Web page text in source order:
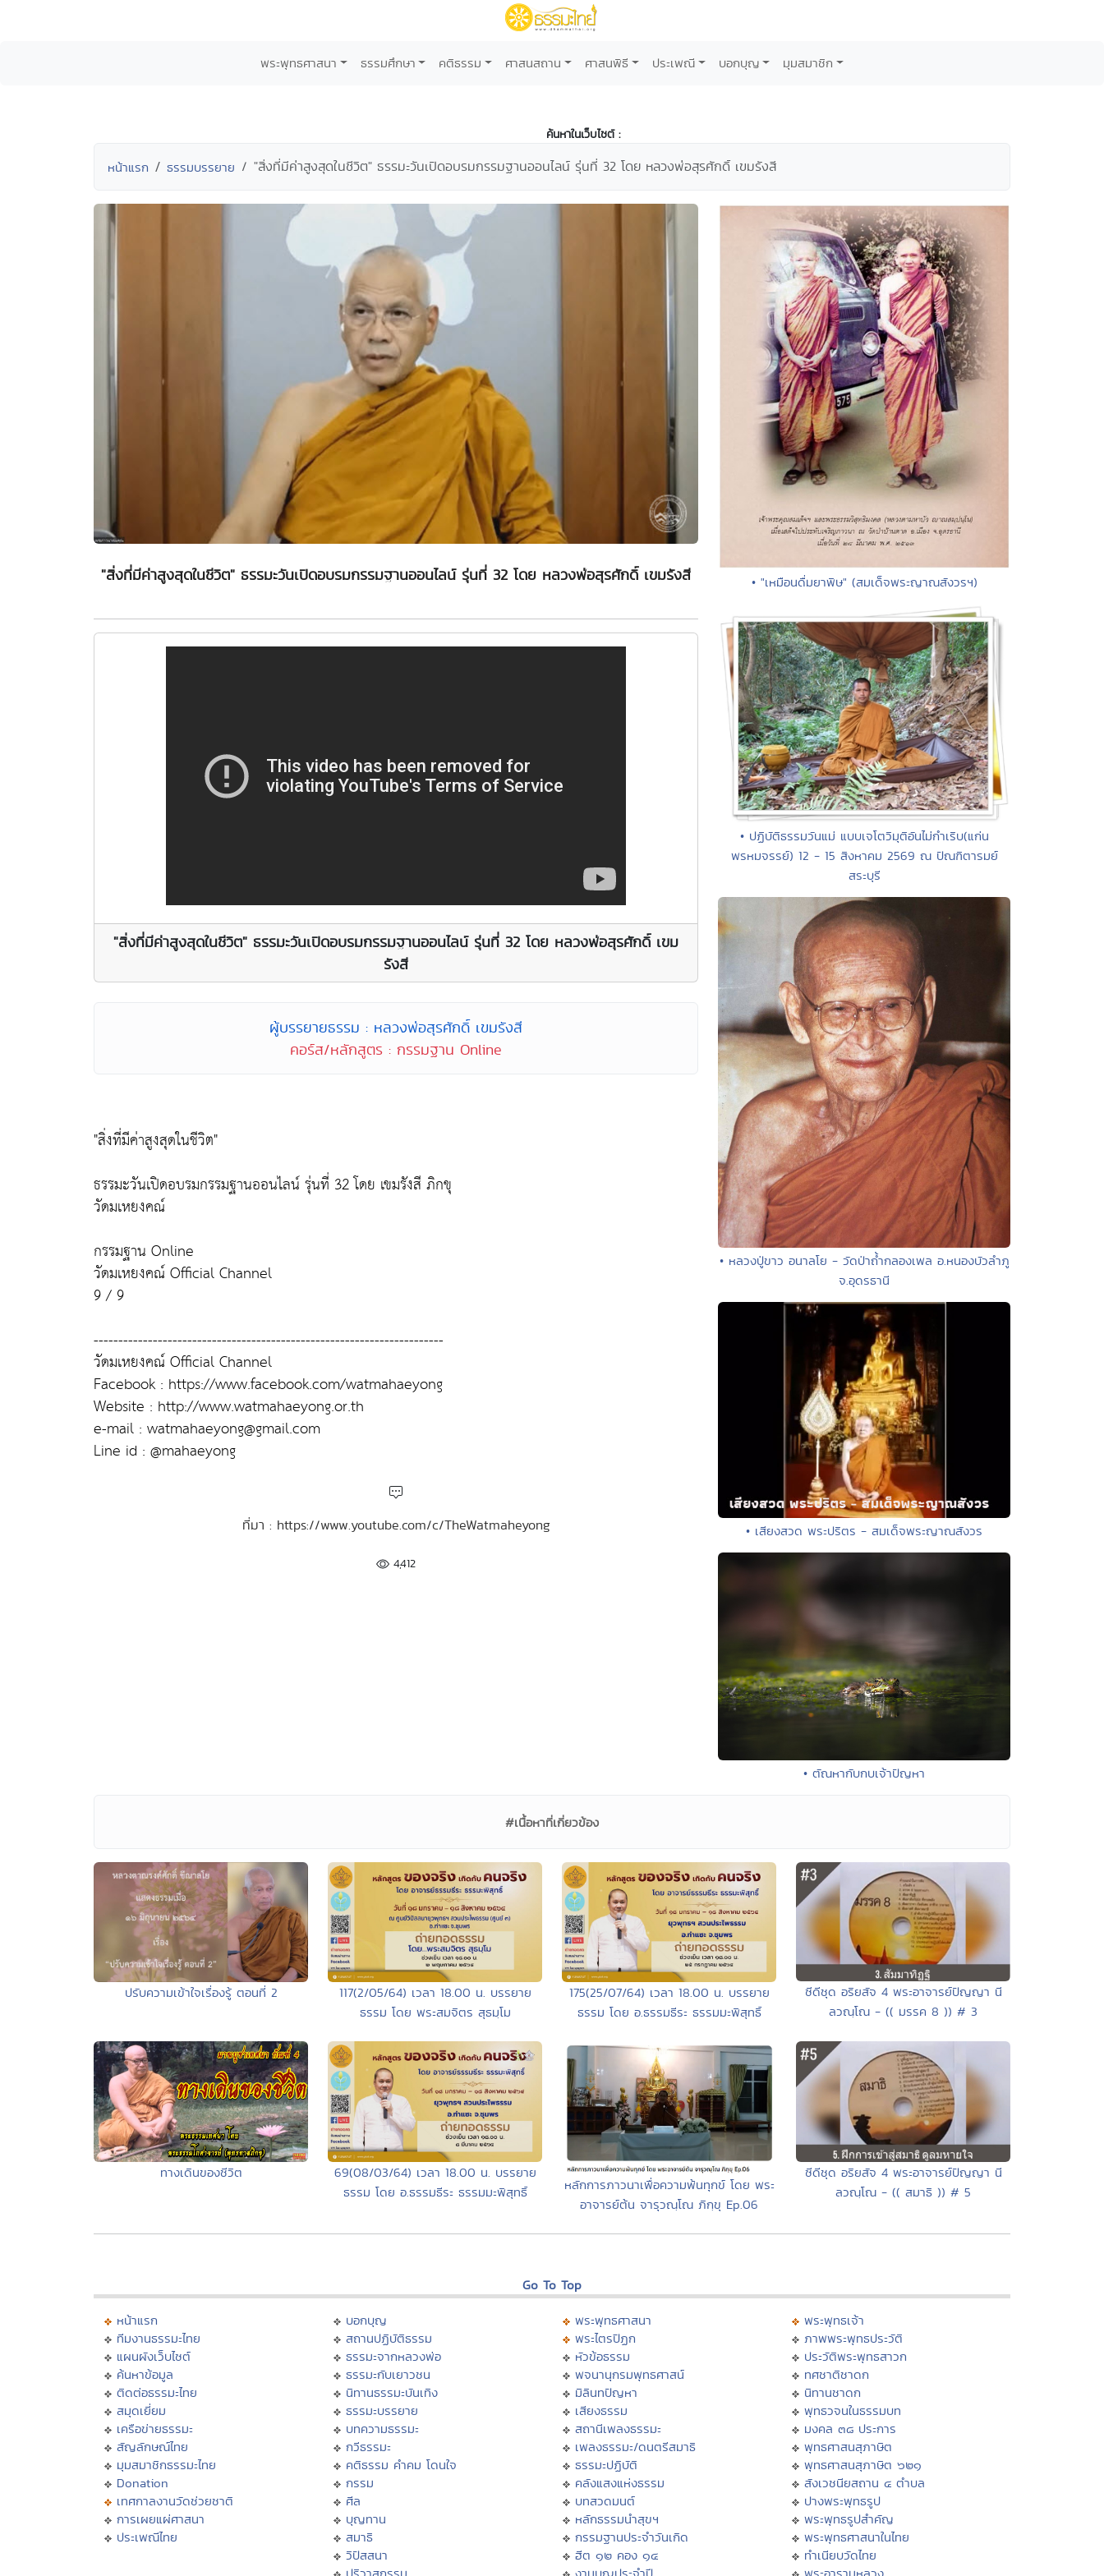
พระพุทธศาสนา ธรรมศึกษา คติธรรม ศาสนสถาน ศาสนพิธี ประเพณี บอกบุญ มุมสมาชิก
ค้นหาในเว็บไซต์ :
หน้าแรก ธรรมบรรยาย "สิ่งที่มีค่าสูงสุดในชีวิต" ธรรมะวันเปิดอบรมกรรมฐานออนไลน์ รุ่นที่ 32 โดย หลวงพ่อสุรศักดิ์ เขมรังสี
"สิ่งที่มีค่าสูงสุดในชีวิต" ธรรมะวันเปิดอบรมกรรมฐานออนไลน์ รุ่นที่ 32 โดย หลวงพ่อสุรศักดิ์ เขมรังสี
"สิ่งที่มีค่าสูงสุดในชีวิต" ธรรมะวันเปิดอบรมกรรมฐานออนไลน์ รุ่นที่ 32 โดย หลวงพ่อสุรศักดิ์ เขม
รังสี
ผู้บรรยายธรรม : หลวงพ่อสุรศักดิ์ เขมรังสี
คอร์ส/หลักสูตร : กรรมฐาน Online
"สิ่งที่มีค่าสูงสุดในชีวิต"
ธรรมะวันเปิดอบรมกรรมฐานออนไลน์ รุ่นที่ 32 โดย เขมรังสี ภิกขุ
วัดมเหยงคณ์
กรรมฐาน Online
วัดมเหยงคณ์ Official Channel
9 / 9
-----------------------------------------------------------------------
วัดมเหยงคณ์ Official Channel
Facebook : https://www.facebook.com/watmahaeyong
Website : http://www.watmahaeyong.or.th
e-mail : watmahaeyong@gmail.com
Line id : @mahaeyong
ที่มา : https://www.youtube.com/c/TheWatmaheyong
4,412
• "เหมือนดื่มยาพิษ" (สมเด็จพระญาณสังวรฯ)
• ปฏิบัติธรรมวันแม่ แบบเจโตวิมุติอันไม่กำเริบ(แก่น
พรหมจรรย์) 12 - 15 สิงหาคม 2569 ณ ปัณฑิตารมย์
สระบุรี
• หลวงปู่ขาว อนาลโย - วัดป่าถ้ำกลองเพล อ.หนองบัวลำภู
จ.อุดรธานี
• เสียงสวด พระปริตร - สมเด็จพระญาณสังวร
• ตัณหากับกบเจ้าปัญหา
#เนื้อหาที่เกี่ยวข้อง
ปรับความเข้าใจเรื่องรู้ ตอนที่ 2
117(2/05/64) เวลา 18.00 น. บรรยาย
ธรรม โดย พระสมจิตร สุธมฺโม
175(25/07/64) เวลา 18.00 น. บรรยาย
ธรรม โดย อ.ธรรมธีระ ธรรมมะพิสุทธิ์
ซีดีชุด อริยสัจ 4 พระอาจารย์ปัญญา นี
ลวณฺโณ - (( มรรค 8 )) # 3
ทางเดินของชีวิต
69(08/03/64) เวลา 18.00 น. บรรยาย
ธรรม โดย อ.ธรรมธีระ ธรรมมะพิสุทธิ์
หลักการภาวนาเพื่อความพ้นทุกข์ โดย พระ
อาจารย์ต้น จารุวณฺโณ ภิกฺขุ Ep.06
ซีดีชุด อริยสัจ 4 พระอาจารย์ปัญญา นี
ลวณฺโณ - (( สมาธิ )) # 5
Go To Top
หน้าแรก
ทีมงานธรรมะไทย
แผนผังเว็บไซต์
ค้นหาข้อมูล
ติดต่อธรรมะไทย
สมุดเยี่ยม
เครือข่ายธรรมะ
สัญลักษณ์ไทย
มุมสมาชิกธรรมะไทย
Donation
เทศกาลงานวัดช่วยชาติ
การเผยแผ่ศาสนา
ประเพณีไทย
บอกบุญ
สถานปฏิบัติธรรม
ธรรมะจากหลวงพ่อ
ธรรมะกับเยาวชน
นิทานธรรมะบันเทิง
ธรรมะบรรยาย
บทความธรรมะ
กวีธรรมะ
คติธรรม คำคม โดนใจ
กรรม
ศีล
บุญทาน
สมาธิ
วิปัสสนา
พระพุทธศาสนา
พระไตรปิฏก
หัวข้อธรรม
พจนานุกรมพุทธศาสน์
มิลินทปัญหา
เสียงธรรม
สถานีเพลงธรรมะ
เพลงธรรมะ/ดนตรีสมาธิ
ธรรมะปฏิบัติ
คลังแสงแห่งธรรม
บทสวดมนต์
หลักธรรมนำสุขฯ
กรรมฐานประจำวันเกิด
ฮีต ๑๒ คอง ๑๔
พระพุทธเจ้า
ภาพพระพุทธประวัติ
ประวัติพระพุทธสาวก
ทศชาติชาดก
นิทานชาดก
พุทธวจนในธรรมบท
มงคล ๓๘ ประการ
พุทธศาสนสุภาษิต
พุทธศาสนสุภาษิต ๖๒๑
สังเวชนียสถาน ๔ ตำบล
ปางพระพุทธรูป
พระพุทธรูปสำคัญ
พระพุทธศาสนาในไทย
ทำเนียบวัดไทย